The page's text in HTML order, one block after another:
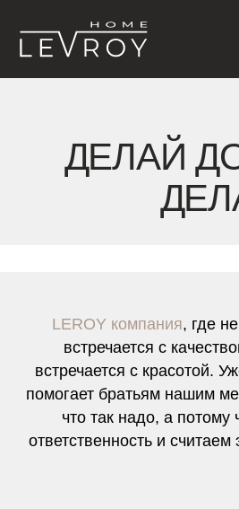
ДЕЛАЙ
ДЕЛА
LEROY компания, где
встречается с
встречается с красотой.
помогает братьям нашим
что так надо, а потому
ответственность и